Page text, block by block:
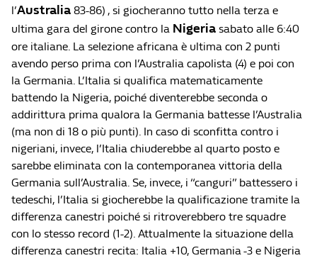
l’Australia 83-86) , si giocheranno tutto nella terza e
ultima gara del girone contro la Nigeria sabato alle 6:40
ore italiane. La selezione africana è ultima con 2 punti
avendo perso prima con l’Australia capolista (4) e poi con
la Germania. L’Italia si qualifica matematicamente
battendo la Nigeria, poiché diventerebbe seconda o
addirittura prima qualora la Germania battesse l’Australia
(ma non di 18 o più punti). In caso di sconfitta contro i
nigeriani, invece, l’Italia chiuderebbe al quarto posto e
sarebbe eliminata con la contemporanea vittoria della
Germania sull’Australia. Se, invece, i “canguri” battessero i
tedeschi, l’Italia si giocherebbe la qualificazione tramite la
differenza canestri poiché si ritroverebbero tre squadre
con lo stesso record (1-2). Attualmente la situazione della
differenza canestri recita: Italia +10, Germania -3 e Nigeria